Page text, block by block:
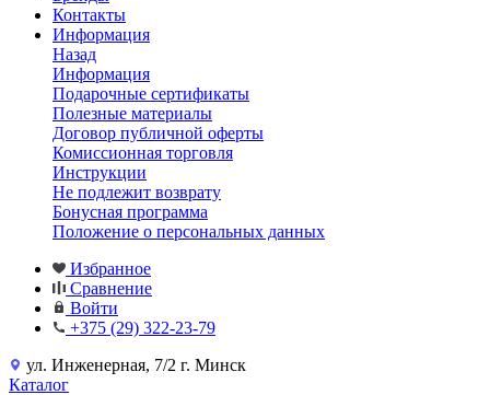
Контакты
Информация
Назад
Информация
Подарочные сертификаты
Полезные материалы
Договор публичной оферты
Комиссионная торговля
Инструкции
Не подлежит возврату
Бонусная программа
Положение о персональных данных
Избранное
Сравнение
Войти
+375 (29) 322-23-79
ул. Инженерная, 7/2 г. Минск
Каталог